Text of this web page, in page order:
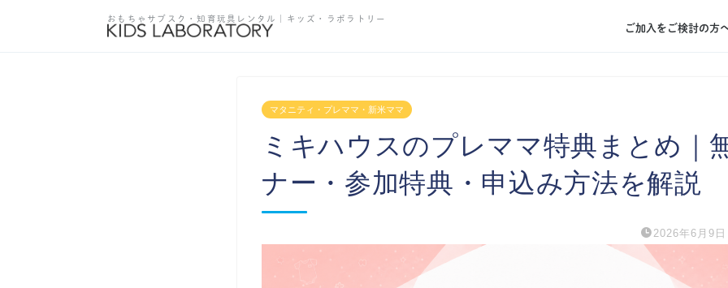
おもちゃサブスク・知育玩具レンタル ｜キッズ・ラボラトリー
ご加入をご検討の方
マタニティ・プレママ・新米ママ
ミキハウスのプレママ特典まとめ｜
ナー・参加特典・申込み方法を解説
2026年6月9日